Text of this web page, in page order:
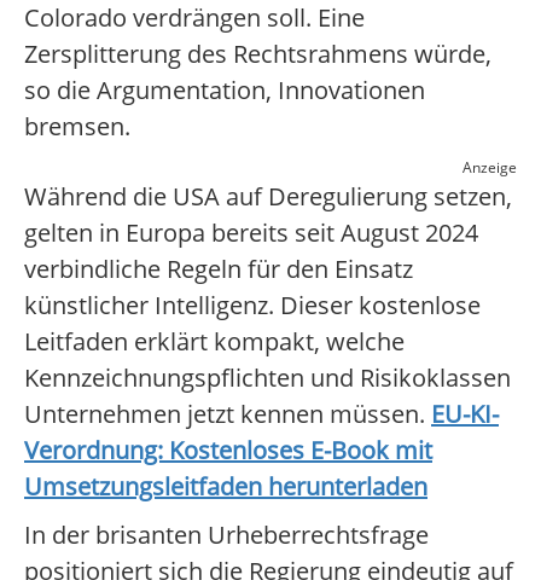
Colorado verdrängen soll. Eine
Zersplitterung des Rechtsrahmens würde,
so die Argumentation, Innovationen
bremsen.
Anzeige
Während die USA auf Deregulierung setzen,
gelten in Europa bereits seit August 2024
verbindliche Regeln für den Einsatz
künstlicher Intelligenz. Dieser kostenlose
Leitfaden erklärt kompakt, welche
Kennzeichnungspflichten und Risikoklassen
Unternehmen jetzt kennen müssen. EU-KI-
Verordnung: Kostenloses E-Book mit
Umsetzungsleitfaden herunterladen
In der brisanten Urheberrechtsfrage
positioniert sich die Regierung eindeutig auf